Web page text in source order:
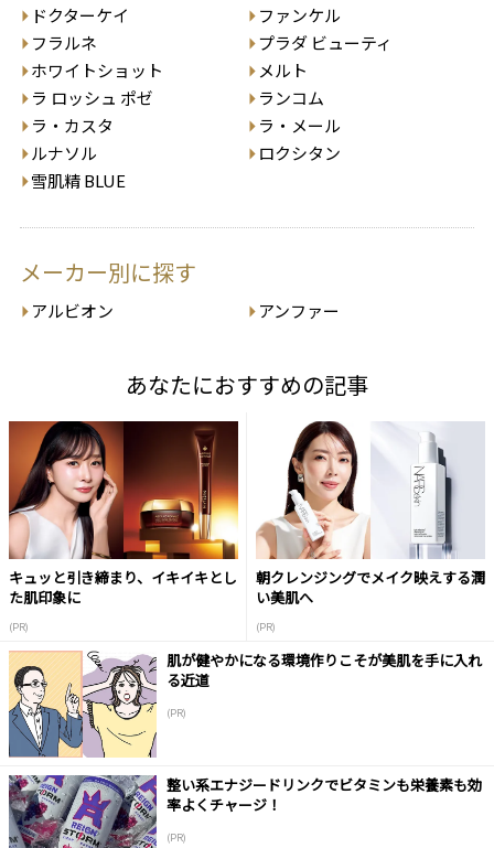
ドクターケイ
ファンケル
フラルネ
プラダ ビューティ
ホワイトショット
メルト
ラ ロッシュ ポゼ
ランコム
ラ・カスタ
ラ・メール
ルナソル
ロクシタン
雪肌精 BLUE
メーカー別に探す
アルビオン アンファー
あなたにおすすめの記事
キュッと引き締まり、イキイキとし
た肌印象に
(PR)
朝クレンジングでメイク映えする潤
い美肌へ
(PR)
肌が健やかになる環境作りこそが美肌を手に入れ
る近道
(PR)
整い系エナジードリンクでビタミンも栄養素も効
率よくチャージ！
(PR)